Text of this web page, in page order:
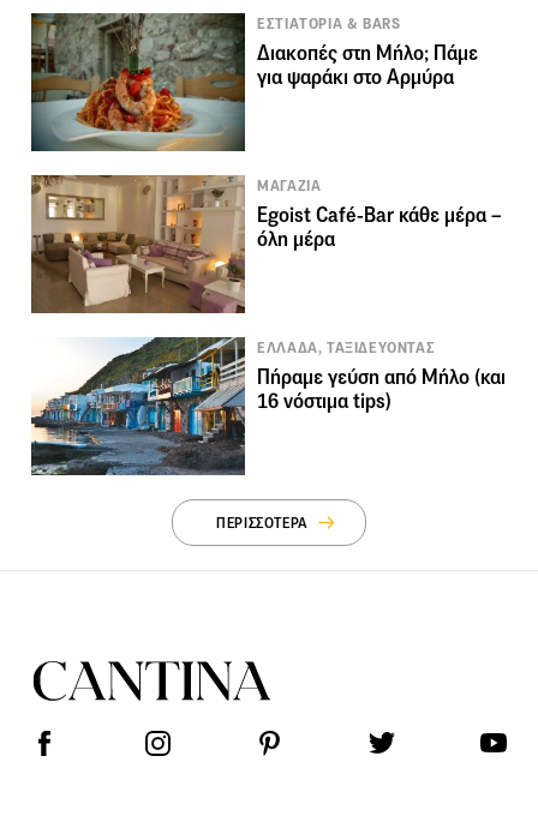
ΕΣΤΙΑΤΟΡΙΑ & BARS
Διακοπές στη Μήλο; Πάμε
για ψαράκι στο Αρμύρα
ΜΑΓΑΖΙΑ
Egoist Café-Bar κάθε μέρα –
όλη μέρα
ΕΛΛΑΔΑ, ΤΑΞΙΔΕΥΟΝΤΑΣ
Πήραμε γεύση από Μήλο (και
16 νόστιμα tips)
ΠΕΡΙΣΣΟΤΕΡΑ